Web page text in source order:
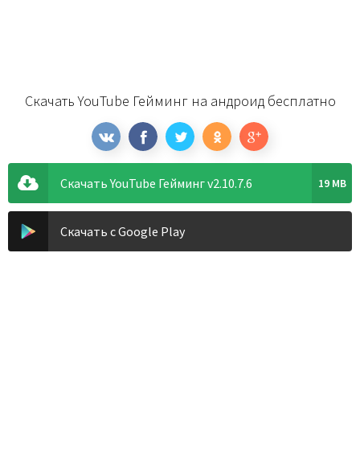
Скачать YouTube Гейминг на андроид бесплатно
Скачать YouTube Гейминг v2.10.7.6 19 MB
Скачать с Google Play